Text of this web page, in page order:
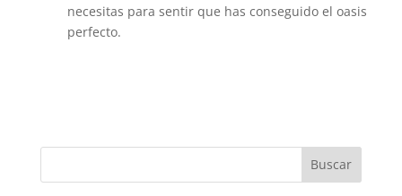
necesitas para sentir que has conseguido el oasis
perfecto.
Buscar